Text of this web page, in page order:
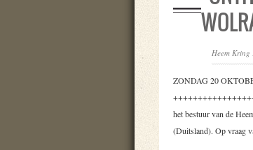
Heem Kring
ZONDAG 20
het bestuur van de
(Duitsland). Op vraag